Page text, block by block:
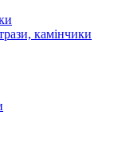
камінчики